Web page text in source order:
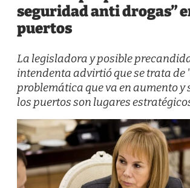
seguridad anti drogas”
puertos
La legisladora y posible
intendenta advirtió que se trata de
problemática que va en aumento y
los puertos son lugares